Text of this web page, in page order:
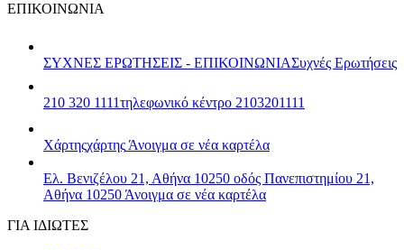
ΕΠΙΚΟΙΝΩΝΙΑ
ΣΥΧΝΕΣ ΕΡΩΤΗΣΕΙΣ - ΕΠΙΚΟΙΝΩΝΙΑΣυχνές Ερωτήσεις
210 320 1111τηλεφωνικό κέντρο 2103201111
Χάρτηςχάρτης Άνοιγμα σε νέα καρτέλα
Ελ. Βενιζέλου 21, Αθήνα 10250 οδός Πανεπιστημίου 21,
Αθήνα 10250 Άνοιγμα σε νέα καρτέλα
ΓΙΑ ΙΔΙΩΤΕΣ